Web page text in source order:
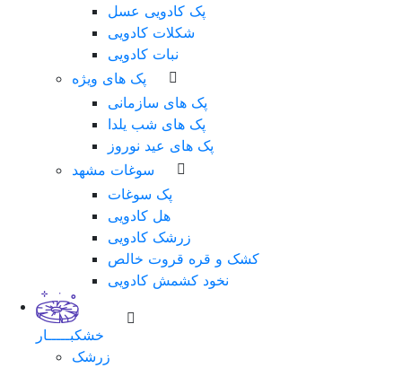
پک کادویی عسل
شکلات کادویی
نبات کادویی
پک های ویژه
پک های سازمانی
پک های شب یلدا
پک های عید نوروز
سوغات مشهد
پک سوغات
هل کادویی
زرشک کادویی
کشک و قره قروت خالص
نخود کشمش کادویی
خشکبـــــار
زرشک